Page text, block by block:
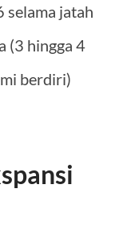
jatah
(3 hingga 4
berdiri)